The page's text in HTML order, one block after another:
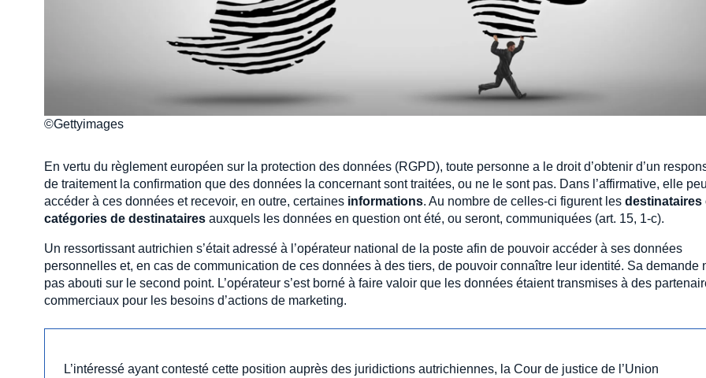
©Gettyimages
En vertu du règlement européen sur la protection des données (RGPD), toute personne a le droit d’obtenir d’un
de traitement la confirmation que des données la concernant sont traitées, ou ne le sont pas. Dans l’affirmative, elle
accéder à ces données et recevoir, en outre, certaines informations. Au nombre de celles-ci figurent les destinataires
catégories de destinataires auxquels les données en question ont été, ou seront, communiquées (art. 15, 1-c).
Un ressortissant autrichien s’était adressé à l’opérateur national de la poste afin de pouvoir accéder à ses données
personnelles et, en cas de communication de ces données à des tiers, de pouvoir connaître leur identité. Sa demande
pas abouti sur le second point. L’opérateur s’est borné à faire valoir que les données étaient transmises à des
commerciaux pour les besoins d’actions de marketing.
L’intéressé ayant contesté cette position auprès des juridictions autrichiennes, la Cour de justice de l’Union